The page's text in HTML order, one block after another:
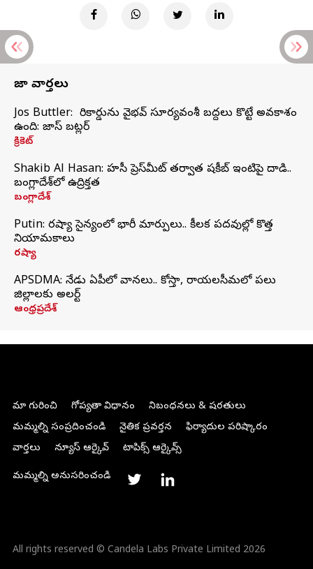
తాజా వార్తలు
Jos Buttler: నా రికార్డును వైభవ్ సూర్యవంశీ బద్దలు కొట్టే అవకాశం
ఉంది: జాస్ బట్లర్
క్రికెట్
Shakib Al Hasan: హసీనా ప్రెస్‌మీట్‌ తర్వాత షకీబ్‌ ఇంటిపై దాడి..
బంగ్లాదేశ్‌లో ఉద్రిక్తత
బంగ్లాదేశ్
Putin: రష్యా సైన్యంలో భారీ మార్పులు.. కీలక పదవుల్లో కొత్త
నియామకాలు
రష్యా
APSDMA: నేడు ఏపీలో వానలు.. కోస్తా, రాయలసీమలో పలు
జిల్లాలకు అలర్ట్
ఆంధ్రప్రదేశ్
మా గురించి గోప్యతా విధానం
నిబంధనలు & షరతులు
మమ్మల్ని సంప్రదించండి
నైతిక ప్రవర్తన
ఫిర్యాదుల పరిష్కారం
వార్తలు
న్యూస్ ఆర్కైవ్ టాపిక్స్ ఆర్కైవ్స్
మమ్మల్ని అనుసరించండి
All rights reserved © Candela Labs Private Limited 2026